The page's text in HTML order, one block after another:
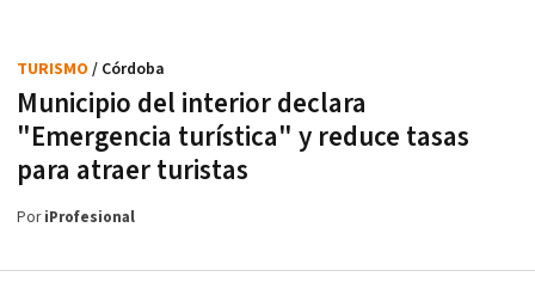
Municipio del interior declara
"Emergencia turística" y reduce tasas
para atraer turistas
TURISMO / Córdoba
PoriProfesional